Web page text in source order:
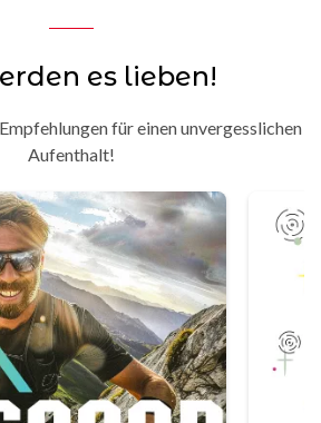
es lieben!
für einen unvergesslichen
Aufenthalt!